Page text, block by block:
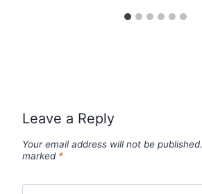
Leave a Reply
Your email address will not be published.
marked *